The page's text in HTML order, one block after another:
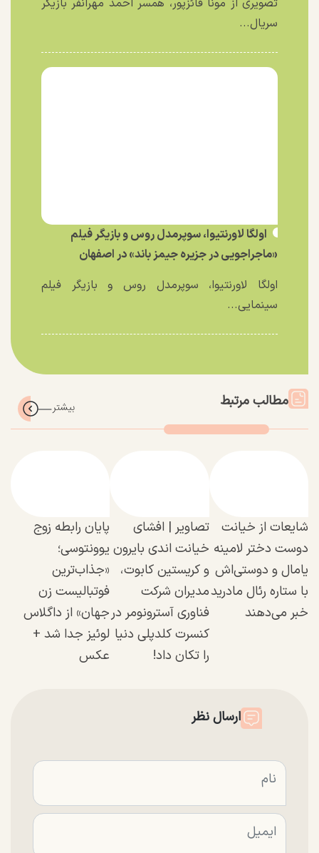
تصویری از مونا فائزپور، همسر احمد مهرانفر بازیگر
سریال...
اولگا لاورنتیوا، سوپرمدل روس و بازیگر فیلم
«ماجراجویی در جزیره جیمز باند» در اصفهان
اولگا لاورنتیوا، سوپرمدل روس و بازیگر فیلم
سینمایی...
مطالب مرتبط
شایعات از خیانت
دوست دختر لامینه
یامال و دوستی‌اش
با ستاره رئال مادرید
خبر می‌دهند
تصاویر | افشای
خیانت اندی بایرون
و کریستین کابوت،
مدیران شرکت
فناوری آسترونومر در
کنسرت کلدپلی دنیا
را تکان داد!
پایان رابطه زوج
یوونتوسی؛
«جذاب‌ترین
فوتبالیست زن
جهان» از داگلاس
لوئیز جدا شد +
عکس
ارسال نظر